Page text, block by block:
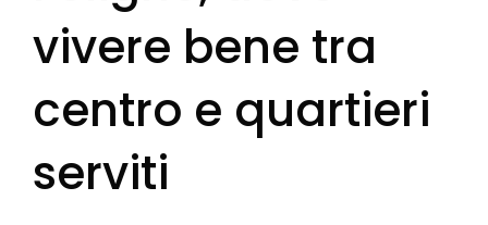
vivere bene tra
centro e quartieri
serviti